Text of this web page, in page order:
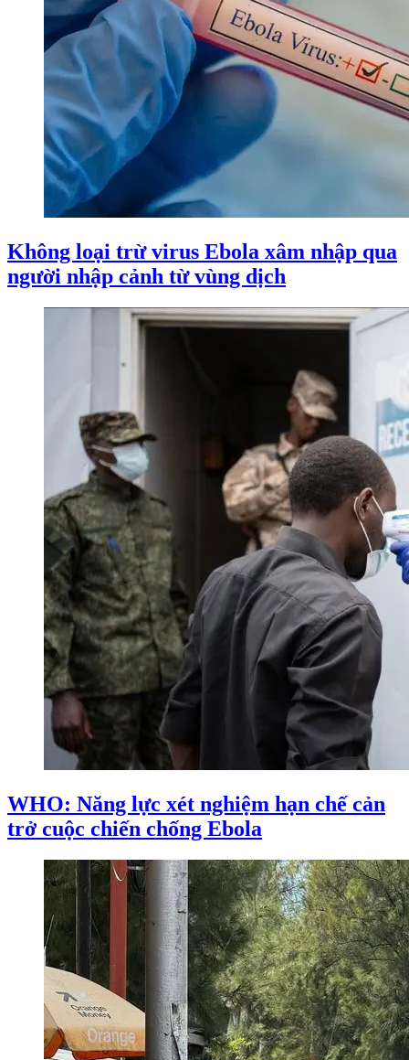
Không loại trừ virus Ebola xâm nhập qua
người nhập cảnh từ vùng dịch
WHO: Năng lực xét nghiệm hạn chế cản
trở cuộc chiến chống Ebola